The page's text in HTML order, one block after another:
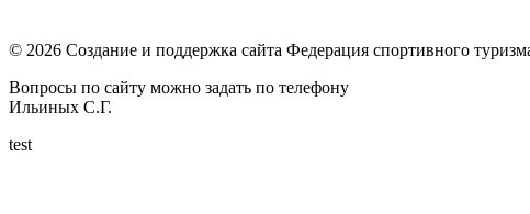
© 2026 Создание и поддержка сайта Федерация спортивного
Вопросы по сайту можно задать по телефону
Ильиных С.Г.
test